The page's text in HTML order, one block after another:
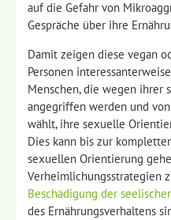
auf die Gefahr von
Gespräche über ihre
Damit zeigen diese vegan
Personen
Menschen, die wegen ihrer
angegriffen werden und
wählt, ihre sexuelle
Dies kann bis zur
sexuellen Orientierung
Verheimlichungsstrategien
Beschädigung der
des Ernährungsverhaltens